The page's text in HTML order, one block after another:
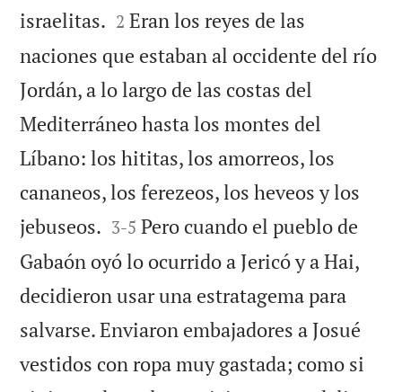
israelitas. 

2 Eran los reyes de las
naciones que estaban al occidente del río
Jordán, a lo largo de las costas del
Mediterráneo hasta los montes del
Líbano: los hititas, los amorreos, los
cananeos, los ferezeos, los heveos y los
jebuseos. 

3-5 Pero cuando el pueblo de
Gabaón oyó lo ocurrido a Jericó y a Hai,
decidieron usar una estratagema para
salvarse. Enviaron embajadores a Josué
vestidos con ropa muy gastada; como si